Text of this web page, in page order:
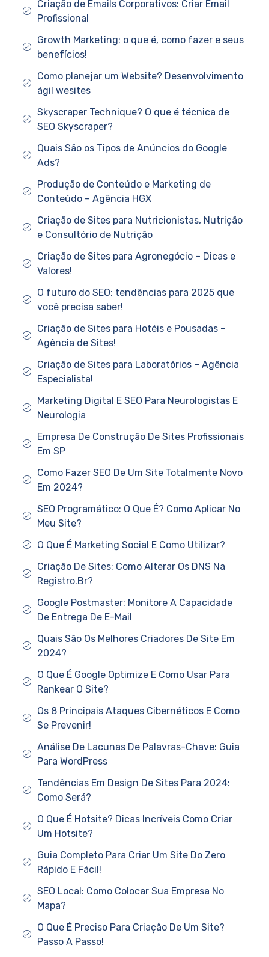
Criação de Emails Corporativos: Criar Email
Profissional
Growth Marketing: o que é, como fazer e seus
benefícios!
Como planejar um Website? Desenvolvimento
ágil wesites
Skyscraper Technique? O que é técnica de
SEO Skyscraper?
Quais São os Tipos de Anúncios do Google
Ads?
Produção de Conteúdo e Marketing de
Conteúdo – Agência HGX
Criação de Sites para Nutricionistas, Nutrição
e Consultório de Nutrição
Criação de Sites para Agronegócio – Dicas e
Valores!
O futuro do SEO: tendências para 2025 que
você precisa saber!
Criação de Sites para Hotéis e Pousadas –
Agência de Sites!
Criação de Sites para Laboratórios – Agência
Especialista!
Marketing Digital E SEO Para Neurologistas E
Neurologia
Empresa De Construção De Sites Profissionais
Em SP
Como Fazer SEO De Um Site Totalmente Novo
Em 2024?
SEO Programático: O Que É? Como Aplicar No
Meu Site?
O Que É Marketing Social E Como Utilizar?
Criação De Sites: Como Alterar Os DNS Na
Registro.Br?
Google Postmaster: Monitore A Capacidade
De Entrega De E-Mail
Quais São Os Melhores Criadores De Site Em
2024?
O Que É Google Optimize E Como Usar Para
Rankear O Site?
Os 8 Principais Ataques Cibernéticos E Como
Se Prevenir!
Análise De Lacunas De Palavras-Chave: Guia
Para WordPress
Tendências Em Design De Sites Para 2024:
Como Será?
O Que É Hotsite? Dicas Incríveis Como Criar
Um Hotsite?
Guia Completo Para Criar Um Site Do Zero
Rápido E Fácil!
SEO Local: Como Colocar Sua Empresa No
Mapa?
O Que É Preciso Para Criação De Um Site?
Passo A Passo!